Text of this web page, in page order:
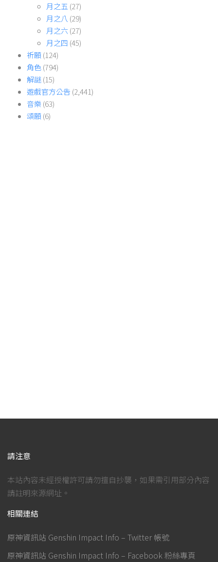
月之五 (27)
月之八 (29)
月之六 (27)
月之四 (45)
祈願(124)
角色(794)
解謎(15)
遊戲官方公告 (2,441)
音樂 (63)
頌願(6)
請注意
本站內容未經授權許可請勿擅自抄襲，如果需引用部分內容
請註明來源網址。
相關連結
原神資訊站 Genshin Impact Info – Twitter 帳號
原神資訊站 Genshin Impact Info – Facebook 粉絲專頁